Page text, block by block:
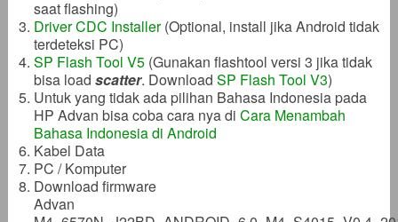
saat flashing)
Driver CDC Installer(Optional, install jika Android tidak
terdeteksi PC)
SP Flash Tool V5(Gunakan flashtool versi 3 jika tidak
bisa load scatter. Download SP Flash Tool V3)
Untuk yang tidak ada pilihan Bahasa Indonesia pada
HP Advan bisa coba cara nya di Cara Menambah
Bahasa Indonesia di Android
Kabel Data
PC / Komputer
Download firmware
Advan